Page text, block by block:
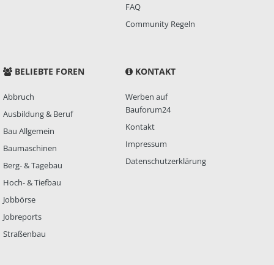
FAQ
Community Regeln
BELIEBTE FOREN
Abbruch
Ausbildung & Beruf
Bau Allgemein
Baumaschinen
Berg- & Tagebau
Hoch- & Tiefbau
Jobbörse
Jobreports
Straßenbau
KONTAKT
Werben auf
Bauforum24
Kontakt
Impressum
Datenschutzerklärung